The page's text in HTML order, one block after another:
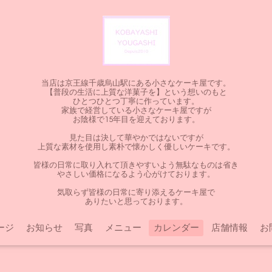
当店は京王線千歳烏山駅にある小さなケーキ屋です。
【普段の生活に上質な洋菓子を】という想いのもと
ひとつひとつ丁寧に作っています。
家族で経営している小さなケーキ屋ですが
お陰様で15年目を迎えております。
見た目は決して華やかではないですが
上質な素材を使用し素朴で懐かしく優しいケーキです。
皆様の日常に取り入れて頂きやすいよう無駄なものは省き
やさしい価格になるよう心がけております。
気取らず皆様の日常に寄り添えるケーキ屋で
ありたいと思っております。
ジ お知らせ 写真 メニュー カレンダー 店舗情報 お